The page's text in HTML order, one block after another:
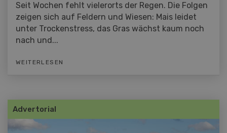
Seit Wochen fehlt vielerorts der Regen. Die Folgen
zeigen sich auf Feldern und Wiesen: Mais leidet
unter Trockenstress, das Gras wächst kaum noch
nach und...
WEITERLESEN
Advertorial